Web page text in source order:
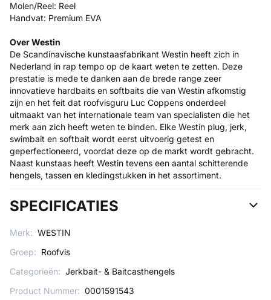
Molen/Reel: Reel
Handvat: Premium EVA
Over Westin
De Scandinavische kunstaasfabrikant Westin heeft zich in
Nederland in rap tempo op de kaart weten te zetten. Deze
prestatie is mede te danken aan de brede range zeer
innovatieve hardbaits en softbaits die van Westin afkomstig
zijn en het feit dat roofvisguru Luc Coppens onderdeel
uitmaakt van het internationale team van specialisten die het
merk aan zich heeft weten te binden. Elke Westin plug, jerk,
swimbait en softbait wordt eerst uitvoerig getest en
geperfectioneerd, voordat deze op de markt wordt gebracht.
Naast kunstaas heeft Westin tevens een aantal schitterende
hengels, tassen en kledingstukken in het assortiment.
SPECIFICATIES
Merk: WESTIN
Groep: Roofvis
Categorieën: Jerkbait- & Baitcasthengels
Product Nummer: 0001591543